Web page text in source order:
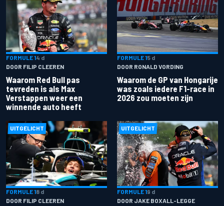
FORMULE 14 d
DOOR FILIP CLEEREN
Waarom Red Bull pas
tevreden is als Max
Verstappen weer een
winnende auto heeft
FORMULE 15 d
DOOR RONALD VORDING
Waarom de GP van Hongarije
was zoals iedere F1-race in
2026 zou moeten zijn
UITGELICHT
FORMULE 18 d
DOOR FILIP CLEEREN
UITGELICHT
FORMULE 19 d
DOOR JAKE BOXALL-LEGGE